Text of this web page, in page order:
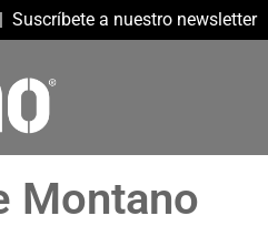
| Suscríbete a nuestro newsletter
Montano